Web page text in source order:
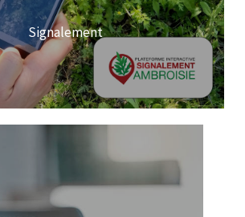
Signalement